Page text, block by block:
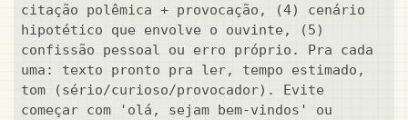
citação polêmica + provocação, (4) cenário
hipotético que envolve o ouvinte, (5)
confissão pessoal ou erro próprio. Pra cada
uma: texto pronto pra ler, tempo estimado,
tom (sério/curioso/provocador). Evite
começar com 'olá, sejam bem-vindos' ou